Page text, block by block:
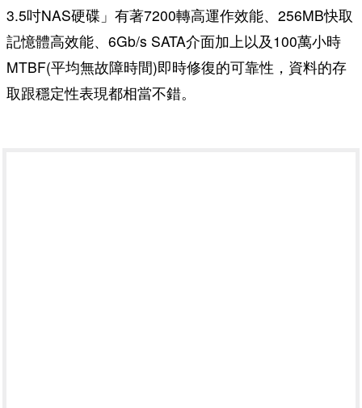
3.5吋NAS硬碟」有著7200轉高運作效能、256MB快取
記憶體高效能、6Gb/s SATA介面加上以及100萬小時
MTBF(平均無故障時間)即時修復的可靠性，資料的存
取跟穩定性表現都相當不錯。